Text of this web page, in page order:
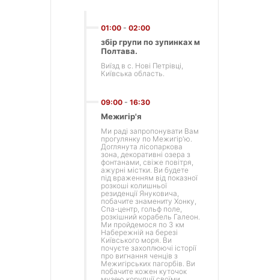
01:00 - 02:00
збір групи по зупинках м
Полтава.
Виїзд в с. Нові Петрівці,
Київська область.
09:00 - 16:30
Межигір'я
Ми раді запропонувати Вам
прогулянку по Межигір'ю.
Доглянута лісопаркова
зона, декоративні озера з
фонтанами, свіже повітря,
ажурні містки. Ви будете
під враженням від показної
розкоші колишньої
резиденції Януковича,
побачите знамениту Хонку,
Спа-центр, гольф поле,
розкішний корабель Галеон.
Ми пройдемося по 3 км
Набережній на березі
Київського моря. Ви
почуєте захоплюючі історії
про вигнання ченців з
Межигірських пагорбів. Ви
побачите кожен куточок